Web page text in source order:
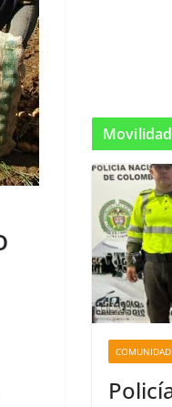
Movilidad
COMUNIDAD